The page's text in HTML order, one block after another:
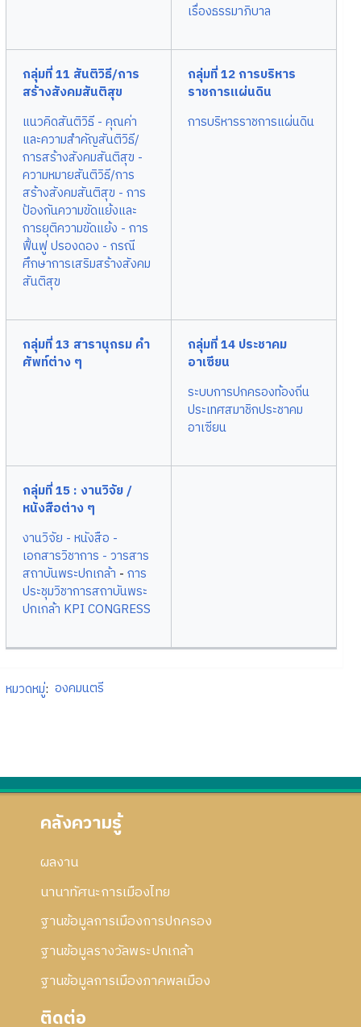
เรื่องธรรมาภิบาล
กลุ่มที่ 11 สันติวิธี/การ
สร้างสังคมสันติสุข
แนวคิดสันติวิธี - คุณค่า
และความสำคัญสันติวิธี/
การสร้างสังคมสันติสุข -
ความหมายสันติวิธี/การ
สร้างสังคมสันติสุข - การ
ป้องกันความขัดแย้งและ
การยุติความขัดแย้ง - การ
ฟื้นฟู ปรองดอง - กรณี
ศึกษาการเสริมสร้างสังคม
สันติสุข
กลุ่มที่ 12 การบริหาร
ราชการแผ่นดิน
การบริหารราชการแผ่นดิน
กลุ่มที่ 13 สารานุกรม คำ
ศัพท์ต่าง ๆ
กลุ่มที่ 14 ประชาคม
อาเซียน
ระบบการปกครองท้องถิ่น
ประเทศสมาชิกประชาคม
อาเซียน
กลุ่มที่ 15 : งานวิจัย /
หนังสือต่าง ๆ
งานวิจัย - หนังสือ -
เอกสารวิชาการ - วารสาร
สถาบันพระปกเกล้า - การ
ประชุมวิชาการสถาบันพระ
ปกเกล้า KPI CONGRESS
หมวดหมู่: องคมนตรี
คลังความรู้
ผลงาน
นานาทัศนะการเมืองไทย
ฐานข้อมูลการเมืองการปกครอง
ฐานข้อมูลรางวัลพระปกเกล้า
ฐานข้อมูลการเมืองภาคพลเมือง
ติดต่อ